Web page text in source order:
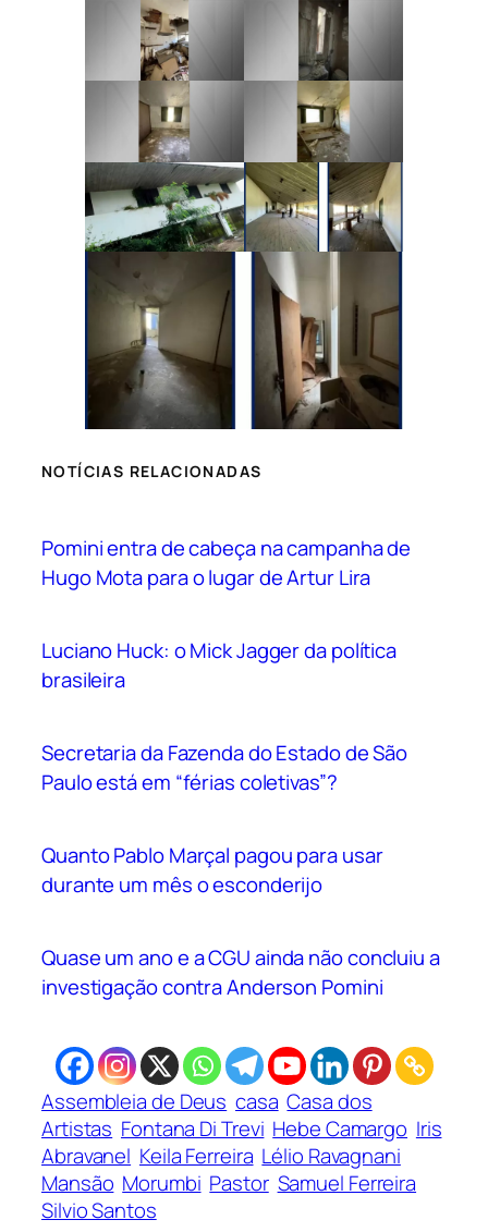
NOTÍCIAS RELACIONADAS
Pomini entra de cabeça na campanha de
Hugo Mota para o lugar de Artur Lira
Luciano Huck: o Mick Jagger da política
brasileira
Secretaria da Fazenda do Estado de São
Paulo está em “férias coletivas”?
Quanto Pablo Marçal pagou para usar
durante um mês o esconderijo
Quase um ano e a CGU ainda não concluiu a
investigação contra Anderson Pomini
Assembleia de Deus casa Casa dos
Artistas Fontana Di Trevi Hebe Camargo Iris
Abravanel Keila Ferreira Lélio Ravagnani
Mansão Morumbi Pastor Samuel Ferreira
Silvio Santos